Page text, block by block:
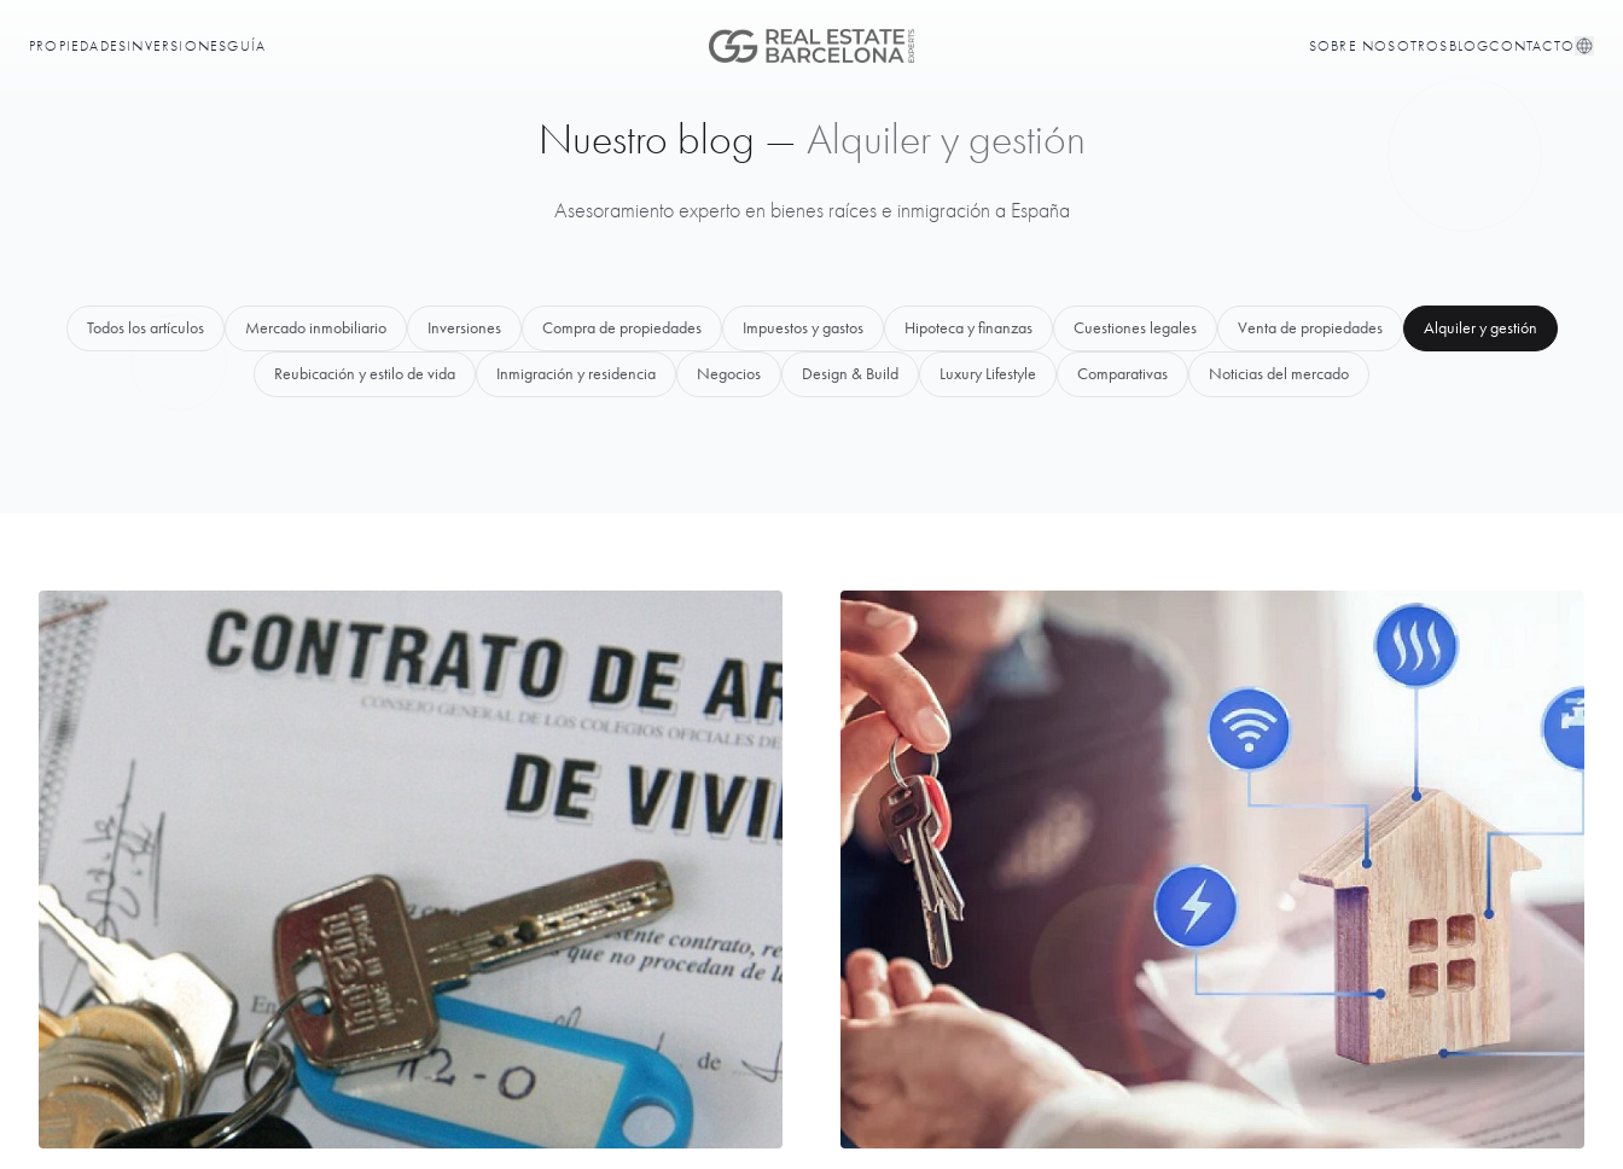
PROPIEDADESINVERSIONESGUÍA SOBRE NOSOTROS BLOGCONTACTO
Nuestro blog — Alquiler y gestión
Asesoramiento experto en bienes raíces e inmigración a España
Todos los artículos Mercado inmobiliario Inversiones Compra de propiedades Impuestos y gastos Hipoteca y finanzas Cuestiones legales Venta de propiedades Alquiler y gestión
Reubicación y estilo de vida Inmigración y residencia Negocios Design & Build Luxury Lifestyle Comparativas Noticias del mercado